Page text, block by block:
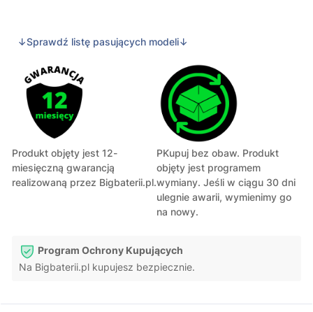
↓Sprawdź listę pasujących modeli↓
Produkt objęty jest 12-
miesięczną gwarancją
realizowaną przez Bigbaterii.pl.
PKupuj bez obaw. Produkt
objęty jest programem
wymiany. Jeśli w ciągu 30 dni
ulegnie awarii, wymienimy go
na nowy.
Program Ochrony Kupujących
Na Bigbaterii.pl kupujesz bezpiecznie.